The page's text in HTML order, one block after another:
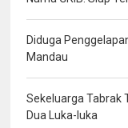
Diduga
Mandau
Sekeluarga Tabrak
Dua Luka-luka